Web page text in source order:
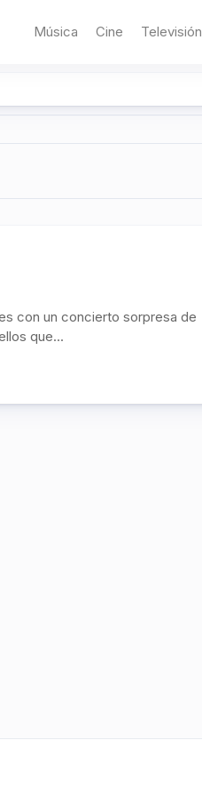
Música Cine Televisión
con un concierto sorpresa de
que...